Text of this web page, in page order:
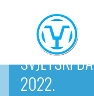
SVJETSKI
2022.